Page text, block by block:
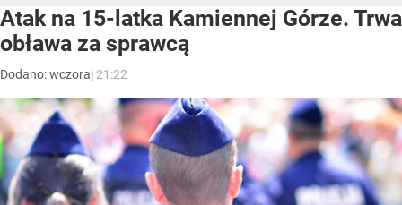
Atak na 15-latka Kamiennej Górze. Trwa
obława za sprawcą
Dodano:wczoraj 21:22